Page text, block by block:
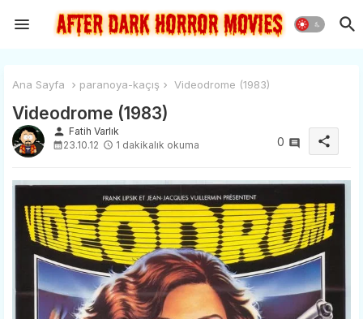
Ana Sayfa paranoya-kaçış Videodrome (1983)
Videodrome (1983)
person Fatih Varlık
23.10.12
1 dakikalık okuma 0 share